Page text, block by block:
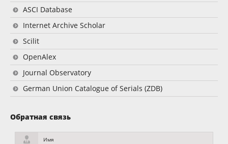
ASCI Database
Internet Archive Scholar
Scilit
OpenAlex
Journal Observatory
German Union Catalogue of Serials (ZDB)
Обратная связь
Имя